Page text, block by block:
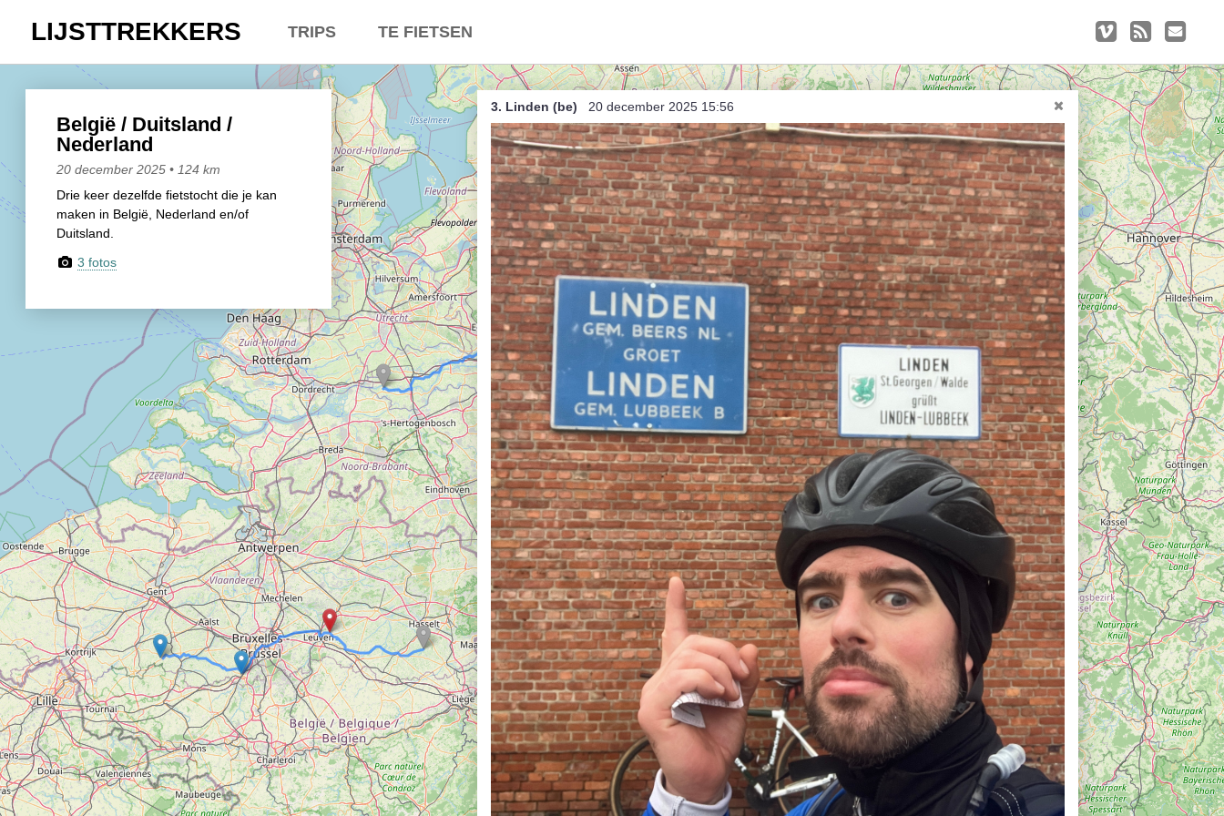
LIJSTTREKKERS TRIPS
Kasseien
België / Duitsland / Nederland
Hoogtepunten
Soeperlange tocht
Afleveringen
Bounding Boxes
Ambiance, ambiance, ambiance
De groetjes terug
Doelloos
Ronde Van Flandriën
Dhr. Dries
Schapentocht
Het lossen van de kunst
Kerkstraten
7 rollen van Steven Seagal
Dodentocht
Redelijk slecht weer
In vogelvlucht
TE FIETSEN
Overtroffen (onzuivere) Trap
België in Nederland
Nederland in België
Een eindje breien
Dhr. Dries (bis)
Lettertje anders
Lettertje dabij (unsorted)
Lettertje dabij
Zowel Herent als Herentals
Heen en weer
Natuurlijk meest volmaakte tocht door België
15 eiken
De ronde van het beest
Albertkanaal everesten
De diagonaal van België
Rues de Léglise
Ravel
Binnenkopper
3. Linden (be) 20 december 2025 15:56
België / Duitsland /
Nederland
20 december 2025 • 124 km
Drie keer dezelfde fietstocht die je kan
maken in België, Nederland en/of
Duitsland.
3 fotos